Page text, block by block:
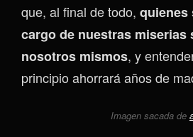
que, al final de todo, quienes
cargo de nuestras miserias
nosotros mismos, y
principio ahorrará años de
Imagen sacada de